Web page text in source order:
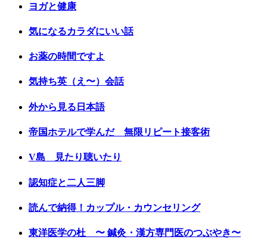
ヨガと健康
気になるカラダにいい話
お薬の時間ですよ
気持ち英（え〜）会話
外から見る日本語
帝国ホテルで学んだ 無限リピート接客術
V島 見たり聴いたり
認知症と二人三脚
読んで納得！カップル・カウンセリング
東洋医学の杜 〜 鍼灸・漢方専門医のつぶやき〜